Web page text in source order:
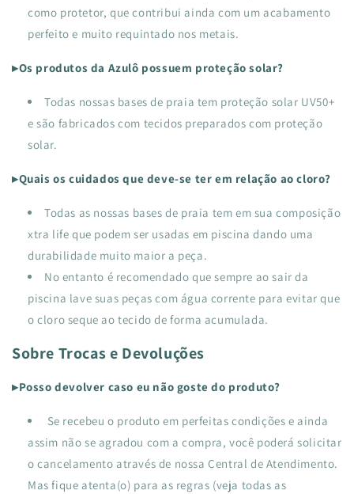
como protetor, que contribui ainda com um acabamento
perfeito e muito requintado nos metais.
▸Os produtos da Azulô possuem proteção solar?
Todas nossas bases de praia tem proteção solar UV50+
e são fabricados com tecidos preparados com proteção
solar.
▸Quais os cuidados que deve-se ter em relação ao cloro?
Todas as nossas bases de praia tem em sua composição
xtra life que podem ser usadas em piscina dando uma
durabilidade muito maior a peça.
No entanto é recomendado que sempre ao sair da
piscina lave suas peças com água corrente para evitar que
o cloro seque ao tecido de forma acumulada.
Sobre Trocas e Devoluções
▸Posso devolver caso eu não goste do produto?
Se recebeu o produto em perfeitas condições e ainda
assim não se agradou com a compra, você poderá solicitar
o cancelamento através de nossa Central de Atendimento.
Mas fique atenta(o) para as regras (veja todas as